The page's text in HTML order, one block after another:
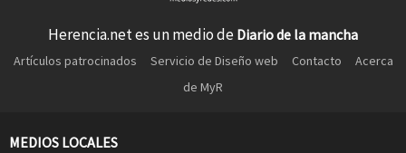
Herencia.net es un medio de Diario de la mancha
Artículos patrocinados Servicio de Diseño web Contacto
Acerca
de MyR
MEDIOS LOCALES